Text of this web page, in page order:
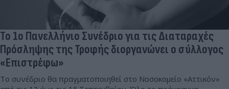
Το 1ο Πανελλήνιο Συνέδριο για τις Διαταραχές
Πρόσληψης της Τροφής διοργανώνει ο σύλλογος
«Επιστρέφω»
Το συνέδριο θα πραγματοποιηθεί στο Νοσοκομείο «Αττικόν»